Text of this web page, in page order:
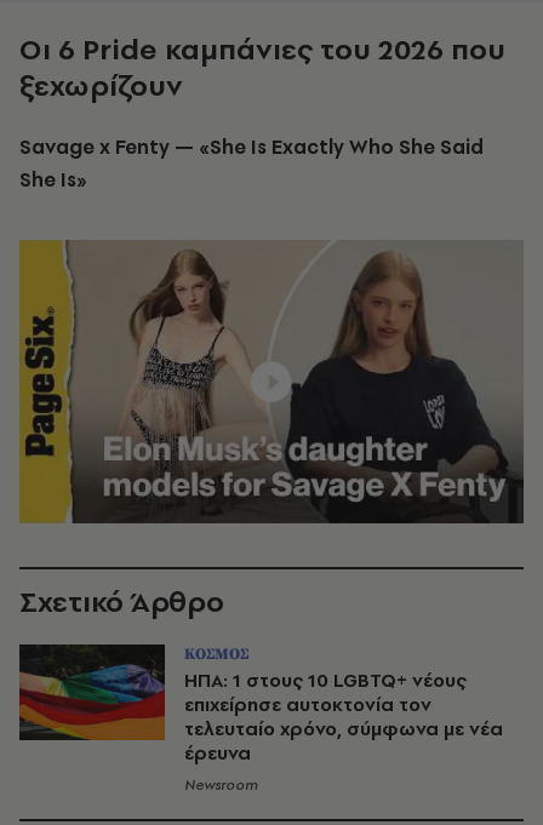
Οι 6 Pride καμπάνιες του 2026 που
ξεχωρίζουν
Savage x Fenty — «She Is Exactly Who She Said
She Is»
Σχετικό Άρθρο
ΚΟΣΜΟΣ
ΗΠΑ: 1 στους 10 LGBTQ+ νέους
επιχείρησε αυτοκτονία τον
τελευταίο χρόνο, σύμφωνα με νέα
έρευνα
Newsroom